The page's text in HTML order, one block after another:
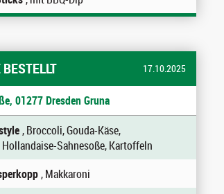
17.10.2025
01277 Dresden Gruna
, Broccoli, Gouda-Käse,
Sahnesoße, Kartoffeln
, Makkaroni